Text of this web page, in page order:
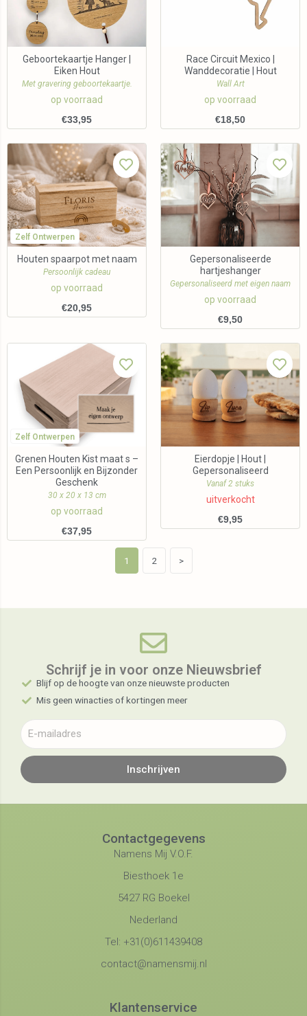
Geboortekaartje Hanger |
Eiken Hout
Met gravering geboortekaartje.
op voorraad
€33,95
Race Circuit Mexico |
Wanddecoratie | Hout
Wall Art
op voorraad
€18,50
Zelf Ontwerpen
Houten spaarpot met naam
Persoonlijk cadeau
op voorraad
€20,95
Gepersonaliseerde
hartjeshanger
Gepersonaliseerd met eigen naam
op voorraad
€9,50
Zelf Ontwerpen
Grenen Houten Kist maat s –
Een Persoonlijk en Bijzonder
Geschenk
30 x 20 x 13 cm
op voorraad
€37,95
Eierdopje | Hout |
Gepersonaliseerd
Vanaf 2 stuks
uitverkocht
€9,95
1 2 >
Schrijf je in voor onze Nieuwsbrief​
Blijf op de hoogte van onze nieuwste producten
Mis geen winacties of kortingen meer
Inschrijven
Contactgegevens
Namens Mij V.O.F.
Biesthoek 1e
5427 RG Boekel
Nederland
Tel: +31(0)611439408
contact@namensmij.nl
Klantenservice